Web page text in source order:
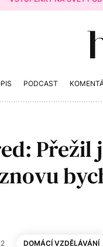
PODCAST
Přežil
DOMÁCÍ VZDĚLÁVÁNÍ